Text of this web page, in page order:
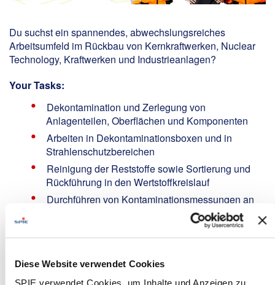
Diese Website verwendet Cookies
SPIE verwendet Cookies, um Inhalte und Anzeigen zu
Du suchst ein spannendes, abwechslungsreiches
Arbeitsumfeld im Rückbau von Kernkraftwerken, Nuclear
Technology, Kraftwerken und Industrieanlagen?
Your Tasks:
Dekontamination und Zerlegung von
Anlagenteilen, Oberflächen und Komponenten
Arbeiten in Dekontaminationsboxen und in
Strahlenschutzbereichen
Reinigung der Reststoffe sowie Sortierung und
Rückführung in den Wertstoffkreislauf
Durchführen von Kontaminationsmessungen an
Versorgung von Baustellen innerhalb der
Your Profile: